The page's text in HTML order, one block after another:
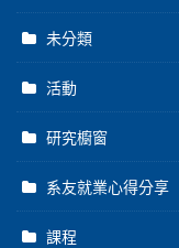
未分類
活動
研究櫥窗
系友就業心得分享
課程